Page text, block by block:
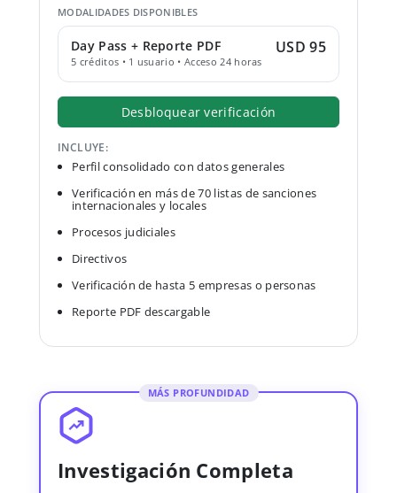
MODALIDADES DISPONIBLES
Day Pass + Reporte PDF
5 créditos • 1 usuario • Acceso 24 horas
USD 95
Desbloquear verificación
INCLUYE:
Perfil consolidado con datos generales
Verificación en más de 70 listas de sanciones
internacionales y locales
Procesos judiciales
Directivos
Verificación de hasta 5 empresas o personas
Reporte PDF descargable
MÁS PROFUNDIDAD
Investigación Completa